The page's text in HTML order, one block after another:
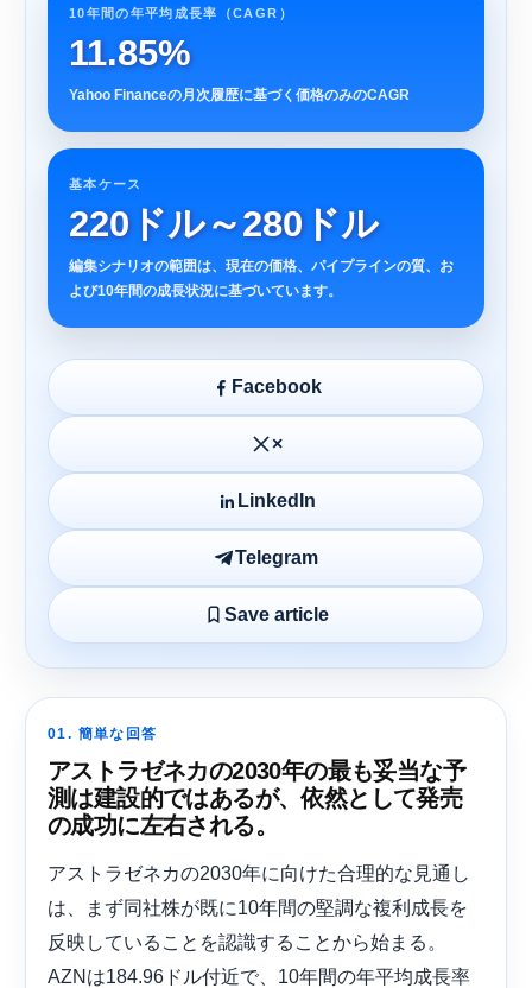
10年間の年平均成長率（CAGR）
11.85%
Yahoo Financeの月次履歴に基づく価格のみのCAGR
基本ケース
220ドル～280ドル
編集シナリオの範囲は、現在の価格、パイプラインの質、お
よび10年間の成長状況に基づいています。
Facebook
×
LinkedIn
Telegram
Save article
01. 簡単な回答
アストラゼネカの2030年の最も妥当な予
測は建設的ではあるが、依然として発売
の成功に左右される。
アストラゼネカの2030年に向けた合理的な見通し
は、まず同社株が既に10年間の堅調な複利成長を
反映していることを認識することから始まる。
AZNは184.96ドル付近で、10年間の年平均成長率